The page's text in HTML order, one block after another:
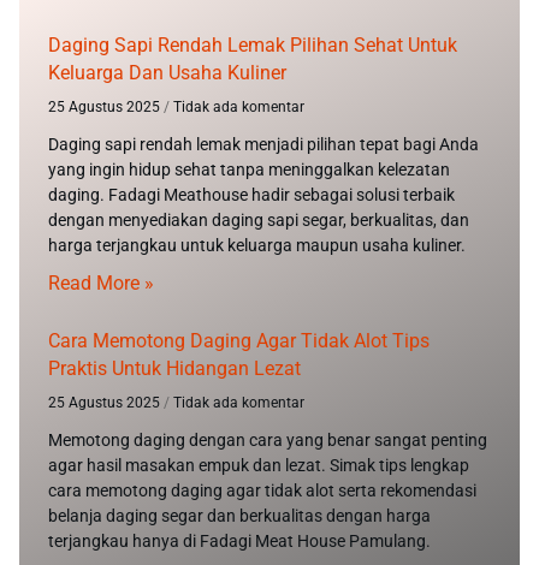
Daging Sapi Rendah Lemak Pilihan Sehat Untuk
Keluarga Dan Usaha Kuliner
25 Agustus 2025 Tidak ada komentar
Daging sapi rendah lemak menjadi pilihan tepat bagi Anda
yang ingin hidup sehat tanpa meninggalkan kelezatan
daging. Fadagi Meathouse hadir sebagai solusi terbaik
dengan menyediakan daging sapi segar, berkualitas, dan
harga terjangkau untuk keluarga maupun usaha kuliner.
Read More »
Cara Memotong Daging Agar Tidak Alot Tips
Praktis Untuk Hidangan Lezat
25 Agustus 2025 Tidak ada komentar
Memotong daging dengan cara yang benar sangat penting
agar hasil masakan empuk dan lezat. Simak tips lengkap
cara memotong daging agar tidak alot serta rekomendasi
belanja daging segar dan berkualitas dengan harga
terjangkau hanya di Fadagi Meat House Pamulang.